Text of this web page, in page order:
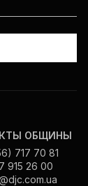
ОБЩИНЫ
717 70 81
915 26 00